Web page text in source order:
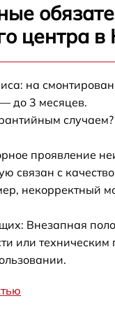
центра в
на
до 3 месяцев.
случаем?
проявление
связан с
некорректный
Внезапная
или